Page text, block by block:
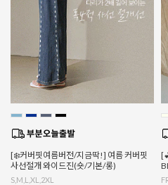
[❄️커버핏여름버전/지금딱!] 여름 커버핏
사선절개 와이드진(숏/기본/롱)
S,M,L,XL,2XL